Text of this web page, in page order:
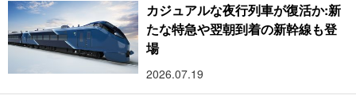
カジュアルな夜行列車が復活か:新
たな特急や翌朝到着の新幹線も登
場
2026.07.19